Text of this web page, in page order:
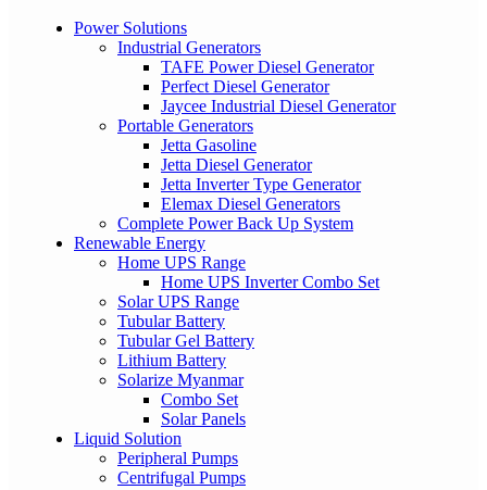
Power Solutions
Industrial Generators
TAFE Power Diesel Generator
Perfect Diesel Generator
Jaycee Industrial Diesel Generator
Portable Generators
Jetta Gasoline
Jetta Diesel Generator
Jetta Inverter Type Generator
Elemax Diesel Generators
Complete Power Back Up System
Renewable Energy
Home UPS Range
Home UPS Inverter Combo Set
Solar UPS Range
Tubular Battery
Tubular Gel Battery
Lithium Battery
Solarize Myanmar
Combo Set
Solar Panels
Liquid Solution
Peripheral Pumps
Centrifugal Pumps